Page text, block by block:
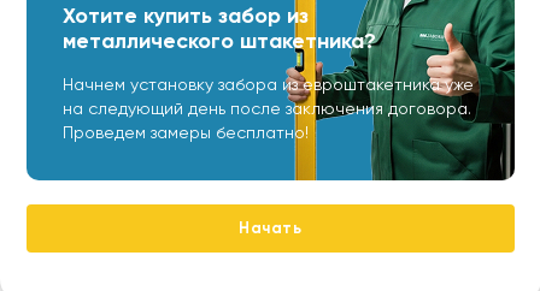
Хотите купить забор из
металлического штакетника?
Начнем установку забора из евроштакетника уже
на следующий день после заключения договора.
Проведем замеры бесплатно!
Начать